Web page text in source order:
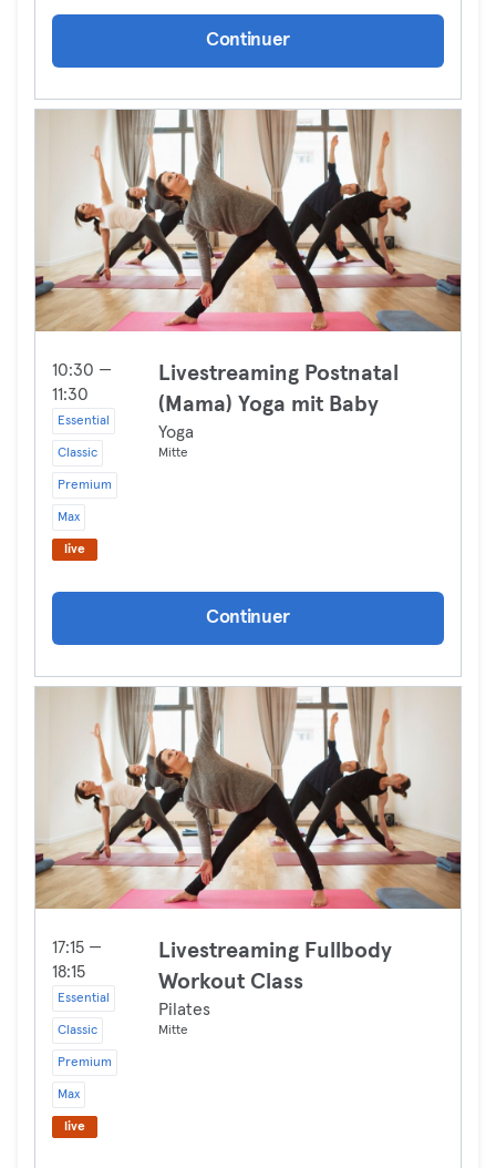
Continuer
10:30 —
11:30
Essential
Classic
Premium
Max
live
Livestreaming Postnatal
(Mama) Yoga mit Baby
Yoga
Mitte
Continuer
17:15 —
18:15
Essential
Classic
Premium
Max
live
Livestreaming Fullbody
Workout Class
Pilates
Mitte